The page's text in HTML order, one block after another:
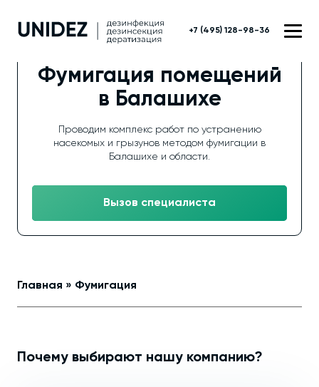
+7 (495) 128-98-36
Фумигация помещений
в Балашихе
Проводим комплекс работ по устранению
насекомых и грызунов методом фумигации в
Балашихе и области.
Вызов специалиста
Главная » Фумигация
Почему выбирают нашу компанию?